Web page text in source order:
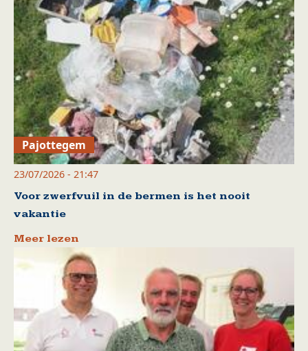
Pajottegem
23/07/2026 - 21:47
Voor zwerfvuil in de bermen is het nooit
vakantie
Meer lezen